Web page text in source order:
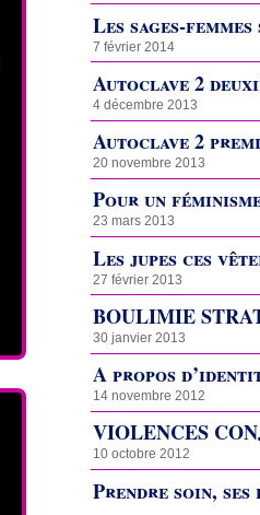
Les sages-
7 février 2014
Autoclave 2
4 décembre 2013
Autoclave 2
20 novembre 2013
Pour un
23 mars 2013
Les jupes ces
27 février 2013
BOULIMIE
30 janvier 2013
A propos
14 novembre 2012
VIOLENCES
10 octobre 2012
Prendre soin, ses